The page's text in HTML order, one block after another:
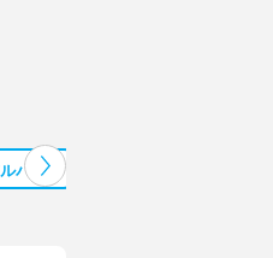
バイト